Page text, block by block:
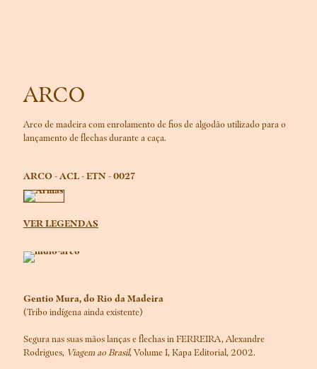
ARCO
Arco de madeira com enrolamento de fios de algodão utilizado para o
lançamento de flechas durante a caça.
ARCO - ACL - ETN - 0027
VER LEGENDAS
Gentio Mura, do Rio da Madeira
(Tribo indígena ainda existente)
Segura nas suas mãos lanças e flechas in FERREIRA, Alexandre
Rodrigues, Viagem ao Brasil, Volume I, Kapa Editorial, 2002.